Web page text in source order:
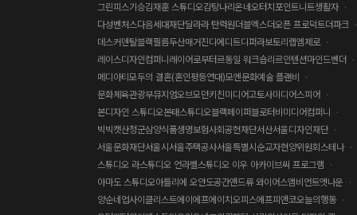
그린피스기승김재훈 스튜디오김탕나리온네오터치포인트니트생활자
다성벤처스다음세대재단달라라 탄력원더블엑스더오픈 프로덕트더파크
데스커덴탈블랙필름두산매거진디에디트디퍼라보토리랩엠제로
레이스디자인컴퍼니레이어 로부터르동일 워크숍리르인텐션마인드벤더
메디아티모두의 결혼(혼인평등연대)모엔문화예술 플랜비
문화체육관광부뮤지엄오브모던키친미디어고토사미디어스피어
본디자인 스튜디오본태스튜디오블랙페이퍼블로터비미디어컴퍼니
빅빅캣산청군삼양식품생명보험사회공헌재단서산서울디자인재단
서울문화재단서울시서울주택공사서울특별시순교자현양위원회스테나
스튜디오 라스튜디오 언라벨스튜디오 이우 아카이브씨 프로그램
아마도 스튜디오아틀리에 오안도공간앤드류 와이어스앰비언트앳나운
양순네업사이클리스트에이에프에이치오피스에프피앤코오늘의행동